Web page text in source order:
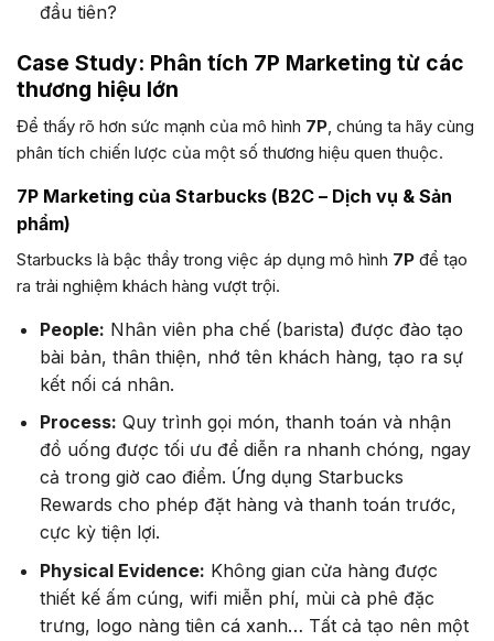
đầu tiên?
Case Study: Phân tích 7P Marketing từ các
thương hiệu lớn
Để thấy rõ hơn sức mạnh của mô hình 7P, chúng ta hãy cùng
phân tích chiến lược của một số thương hiệu quen thuộc.
7P Marketing của Starbucks (B2C – Dịch vụ & Sản
phẩm)
Starbucks là bậc thầy trong việc áp dụng mô hình 7P để tạo
ra trải nghiệm khách hàng vượt trội.
People: Nhân viên pha chế (barista) được đào tạo
bài bản, thân thiện, nhớ tên khách hàng, tạo ra sự
kết nối cá nhân.
Process: Quy trình gọi món, thanh toán và nhận
đồ uống được tối ưu để diễn ra nhanh chóng, ngay
cả trong giờ cao điểm. Ứng dụng Starbucks
Rewards cho phép đặt hàng và thanh toán trước,
cực kỳ tiện lợi.
Physical Evidence: Không gian cửa hàng được
thiết kế ấm cúng, wifi miễn phí, mùi cà phê đặc
trưng, logo nàng tiên cá xanh… Tất cả tạo nên một